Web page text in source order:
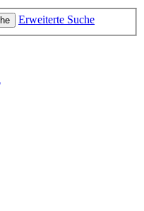
Erweiterte Suche